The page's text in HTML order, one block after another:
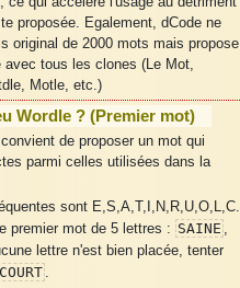
proposée. Egalement, dCode ne
original de 2000 mots mais propose
tous les clones (Le Mot,
Motle, etc.)
Wordle ? (Premier mot)
de proposer un mot qui
parmi celles utilisées dans la
sont E,S,A,T,I,N,R,U,O,L,C.
premier mot de 5 lettres : SAINE ,
lettre n'est bien placée, tenter
COURT .